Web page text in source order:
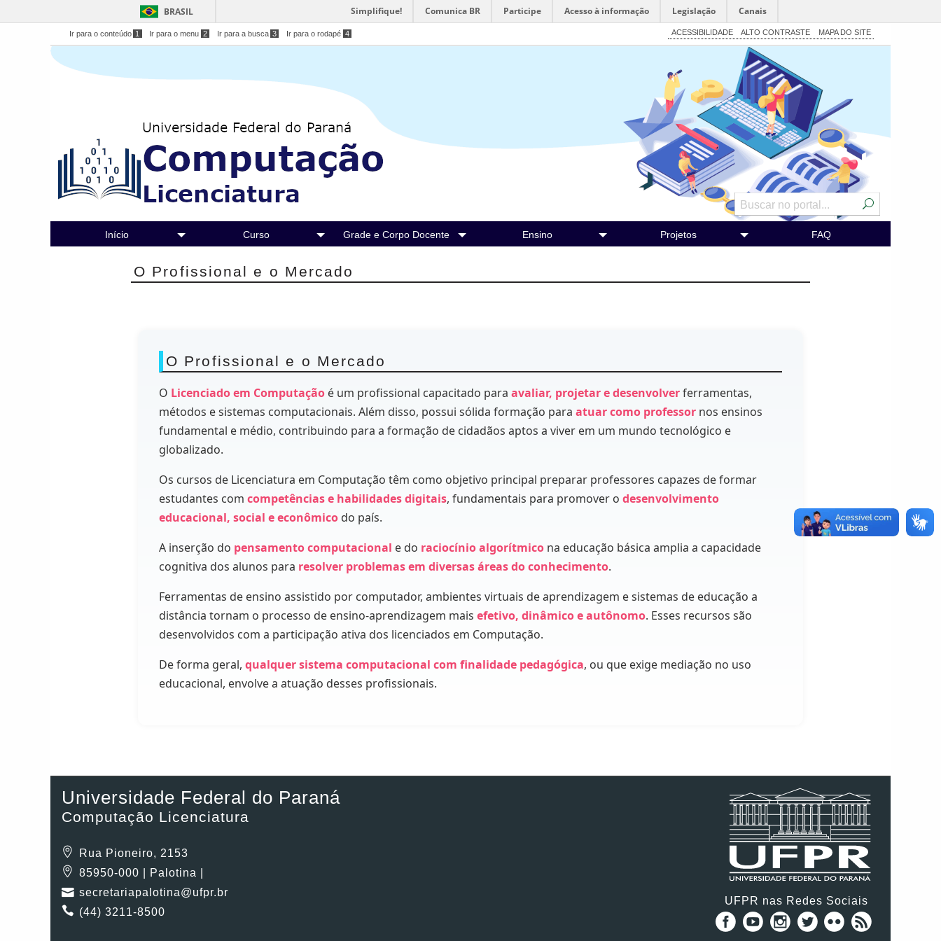
BRASIL Simplifique! Comunica BR Participe Acesso à informação Legislação Canais
Ir para o conteúdo 1 Ir para o menu 2 Ir para a busca 3 Ir para o rodapé 4 ACESSIBILIDADE ALTO CONTRASTE MAPA DO SITE
Início Curso Grade e Corpo Docente Ensino Projetos FAQ
O Profissional e o Mercado
O Profissional e o Mercado
O Licenciado em Computaçãoé um profissional capacitado para avaliar, projetar e desenvolverferramentas,
métodos e sistemas computacionais. Além disso, possui sólida formação para atuar como professornos ensinos
fundamental e médio, contribuindo para a formação de cidadãos aptos a viver em um mundo tecnológico e
globalizado.
Os cursos de Licenciatura em Computação têm como objetivo principal preparar professores capazes de formar
estudantes com competências e habilidades digitais, fundamentais para promover o desenvolvimento
educacional, social e econômicodo país.
A inserção do pensamento computacional e do raciocínio algorítmicona educação básica amplia a capacidade
cognitiva dos alunos para resolver problemas em diversas áreas do conhecimento.
Ferramentas de ensino assistido por computador, ambientes virtuais de aprendizagem e sistemas de educação a
distância tornam o processo de ensino-aprendizagem mais efetivo, dinâmico e autônomo. Esses recursos são
desenvolvidos com a participação ativa dos licenciados em Computação.
De forma geral, qualquer sistema computacional com finalidade pedagógica, ou que exige mediação no uso
educacional, envolve a atuação desses profissionais.
Universidade Federal do Paraná
Computação Licenciatura
Rua Pioneiro, 2153
85950-000 | Palotina |
secretariapalotina@ufpr.br
(44) 3211-8500
UFPR nas Redes Sociais